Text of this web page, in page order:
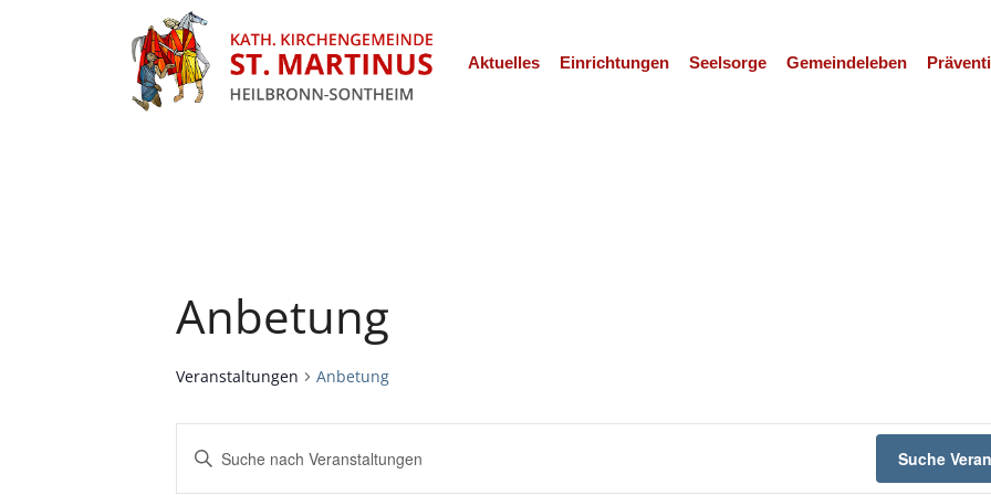
Aktuelles Einrichtungen Seelsorge Gemeindeleben
Anbetung
Veranstaltungen Anbetung
Veranstaltungen
Suche
Bitte
Suche